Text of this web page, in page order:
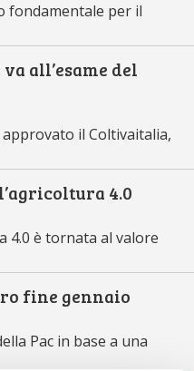
fondamentale per il
all’esame del
il Coltivaitalia,
4.0
4.0 è tornata al valore
fine gennaio
Pac in base a una